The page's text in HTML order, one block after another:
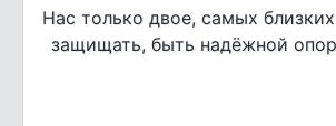
Нас только двое, самых
защищать, быть надёжной